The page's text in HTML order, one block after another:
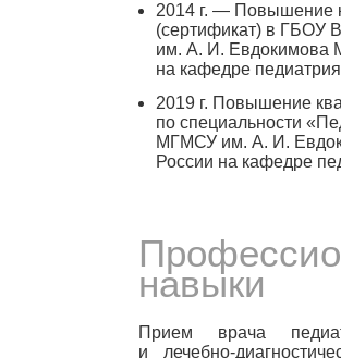
2014 г. — Повышение
(сертификат) в
им.А. И. Евдокимова
на кафедре
2019 г. Повышение
по специальности
МГМСУ им.А. И.
России на кафедре
навыки
Прием врача
и лечебно-